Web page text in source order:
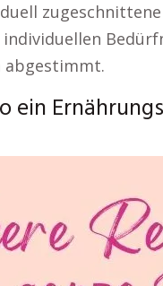
abgestimmt.
ein